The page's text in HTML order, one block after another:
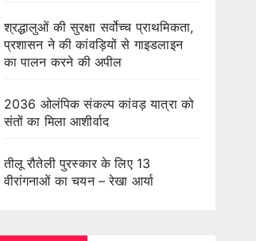
श्रद्धालुओं की सुरक्षा सर्वोच्च प्राथमिकता,
प्रशासन ने की कांवड़ियों से गाइडलाइन
का पालन करने की अपील
2036 ओलंपिक संकल्प कांवड़ यात्रा को
संतों का मिला आशीर्वाद
तीलू रौतेली पुरस्कार के लिए 13
वीरांगनाओं का चयन – रेखा आर्या